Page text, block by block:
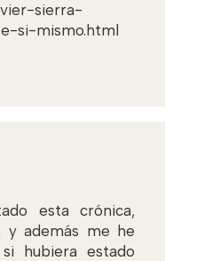
sierra-
si-mismo.html
esta crónica,
y además me he
hubiera estado